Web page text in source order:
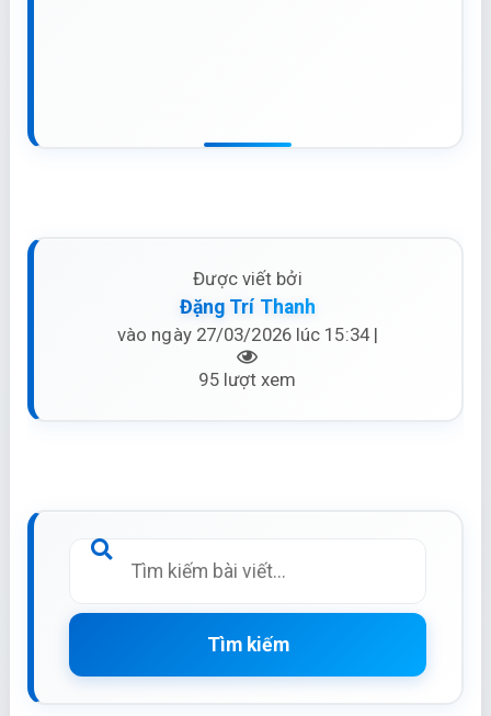
Được viết bởi
Đặng Trí Thanh
vào ngày 27/03/2026 lúc 15:34 |
95 lượt xem
Tìm kiếm